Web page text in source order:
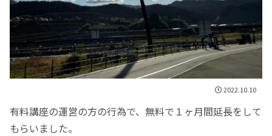
2022.10.10
有料講座の運営の方の行為で、無料で１ヶ月間延長をして
もらいました。